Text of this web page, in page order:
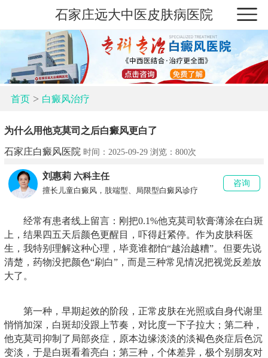
石家庄远大中医皮肤病医院
首页> 白癜风治疗
为什么用他克莫司之后白癜风更白了
石家庄白癜风医院 时间：2025-09-29 浏览： 800次
刘惠莉 六科主任
擅长儿童白癜风，肢端型、局限型白癜风诊疗
咨询
经常有患者线上留言：刚把0.1%他克莫司软膏薄涂在白斑
上，结果四五天后颜色更醒目，吓得赶紧停。作为皮肤科医
生，我特别理解这种心理，毕竟谁都怕“越治越糟”。但要先说
清楚，药物没把颜色“刷白”，而是三种常见情况把视觉反差放
大了。
第一种，早期起效的阶段，正常皮肤在光照或自身代谢里
悄悄加深，白斑却没跟上节奏，对比度一下子拉大；第二种，
他克莫司抑制了局部炎症，原本边缘淡淡的淡褐色炎症后色沉
变淡，于是白斑看着亮白；第三种，个体差异，极个别朋友对